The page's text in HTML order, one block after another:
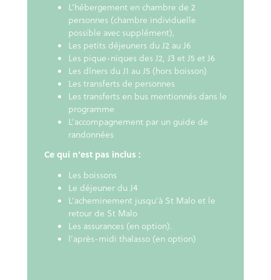
L’hébergement en chambre de 2
personnes (chambre individuelle
possible avec supplément),
Les petits déjeuners du J2 au J6
Les pique-niques des J2, J3 et J5 et J6
Les dîners du J1 au J5 (hors boisson)
Les transferts de personnes
Les transferts en bus mentionnés dans le
programme
L’accompagnement par un guide de
randonnées
Ce qui n’est pas inclus :
Les boissons
Le déjeuner du J4
L’acheminement jusqu’à St Malo et le
retour de St Malo
Les assurances (en option).
l’après-midi thalasso (en option)